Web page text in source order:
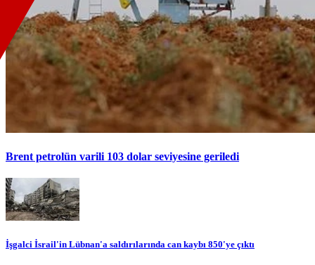
Brent petrolün varili 103 dolar seviyesine geriledi
İşgalci İsrail'in Lübnan'a saldırılarında can kaybı 850'ye çıktı